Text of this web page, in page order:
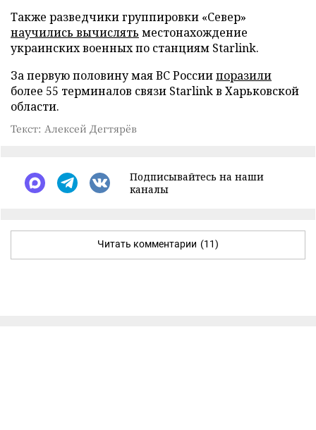
Также разведчики группировки «Север»
научились вычислять местонахождение
украинских военных по станциям Starlink.
За первую половину мая ВС Россиипоразили
более 55 терминалов связи Starlink в Харьковской
области.
Текст: Алексей Дегтярёв
Подписывайтесь на наши
каналы
Читать комментарии (11)